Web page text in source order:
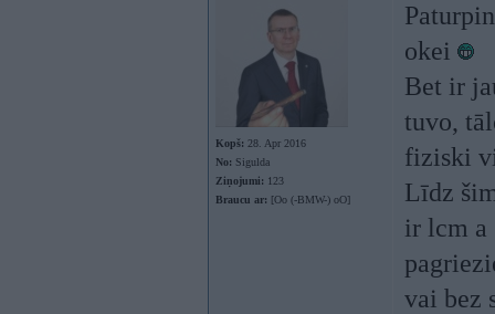
Kopš: 28. Apr 2016
No: Sigulda
Ziņojumi: 123
Braucu ar: [Oo (-BMW-) oO]
okei
Bet ir
tuvo,
fiziski
Līdz
ir lcm a
vai bez